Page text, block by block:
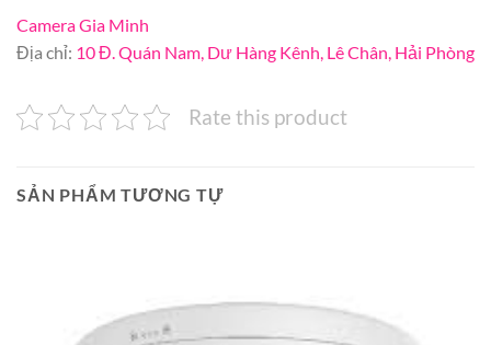
Camera Gia Minh
Địa chỉ: 10 Đ. Quán Nam, Dư Hàng Kênh, Lê Chân, Hải Phòng
Rate this product
SẢN PHẨM TƯƠNG TỰ